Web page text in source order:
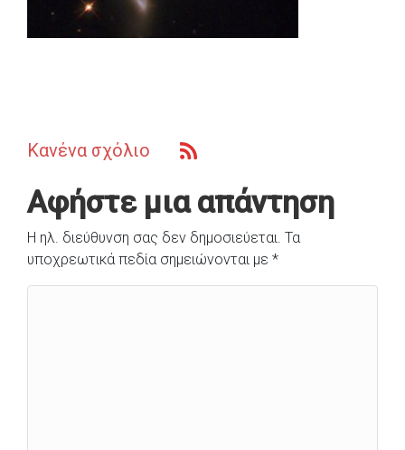
Κανένα σχόλιο
Αφήστε μια απάντηση
Η ηλ. διεύθυνση σας δεν δημοσιεύεται. Τα
υποχρεωτικά πεδία σημειώνονται με *